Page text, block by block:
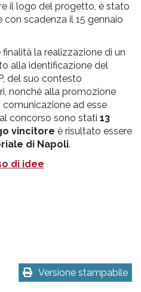
il logo del progetto, è stato
scadenza il 15 gennaio
la realizzazione di un
alla identificazione del
del suo contesto
nonché alla promozione
ad esse
al concorso sono stati 13
vincitore è risultato essere
di Napoli.
di idee
Versione stampabile